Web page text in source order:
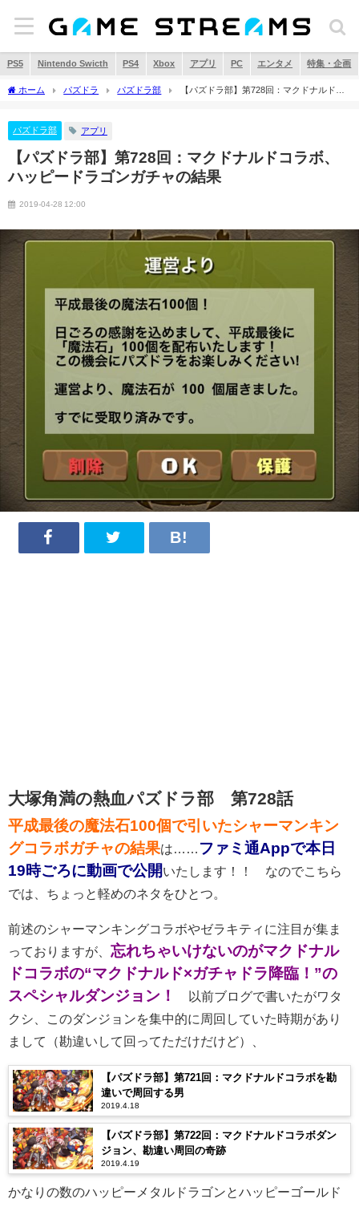
PS5 Nintendo Swicth PS4 Xbox アプリ PC エンタメ 特集・企画
ホーム パズドラ パズドラ部
【パズドラ部】第728回：マクドナルドコ
パズドラ部 アプリ
【パズドラ部】第728回：マクドナルドコラボ、
ハッピードラゴンガチャの結果
2019-04-28 12:00
大塚角満の熱血パズドラ部 第728話
平成最後の魔法石100個で引いたシャーマンキン
グコラボガチャの結果は……
ファミ通Appで本日
19時ごろに動画で公開いたします！！ なのでこちら
では、ちょっと軽めのネタをひとつ。
前述のシャーマンキングコラボやゼラキティに注目が集ま
っておりますが、 忘れちゃいけないのがマクドナル
ドコラボの“マクドナルド×ガチャドラ降臨！”の
スペシャルダンジョン！
以前ブログで書いたがワタ
クシ、このダンジョンを集中的に周回していた時期があり
まして（勘違いして回ってただけだけど）、
【パズドラ部】第721回：マクドナルドコラボを勘
違いで周回する男
2019.4.18
【パズドラ部】第722回：マクドナルドコラボダン
ジョン、勘違い周回の奇跡
2019.4.19
かなりの数のハッピーメタルドラゴンとハッピーゴールド